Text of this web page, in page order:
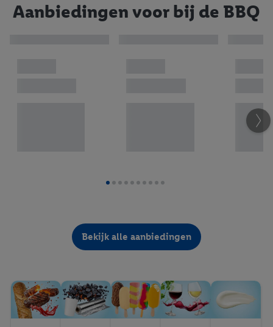
Aanbiedingen voor bij de BBQ
Bekijk alle aanbiedingen